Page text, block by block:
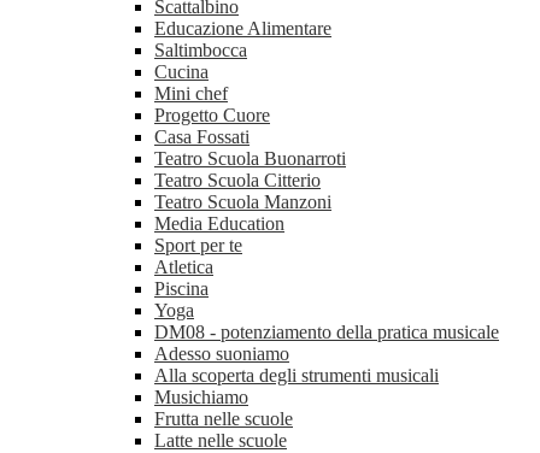
Scattalbino
Educazione Alimentare
Saltimbocca
Cucina
Mini chef
Progetto Cuore
Casa Fossati
Teatro Scuola Buonarroti
Teatro Scuola Citterio
Teatro Scuola Manzoni
Media Education
Sport per te
Atletica
Piscina
Yoga
DM08 - potenziamento della pratica musicale
Adesso suoniamo
Alla scoperta degli strumenti musicali
Musichiamo
Frutta nelle scuole
Latte nelle scuole